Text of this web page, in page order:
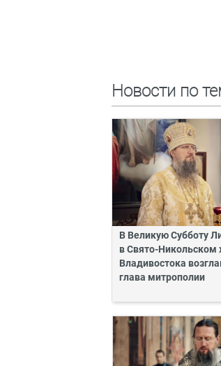
Новости по
В Великую Субботу
в Свято-Никольском
Владивостока
глава митрополии